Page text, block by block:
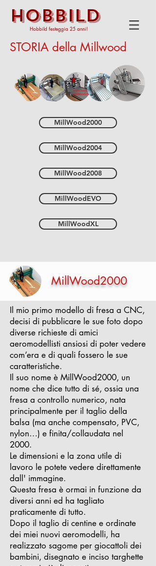
HOBBILD
Hobbild festeggia 25 anni!
STORIA della Millwood
MillWood2000
MillWood2004
MillWood2008
MillWoodEVO
MillWoodXL
MillWood2000
Il mio primo modello di fresa a CNC,
decisi di pubblicare le sue foto dopo
diverse richieste di amici
aeromodellisti ansiosi di poter vedere
com’era e di quali fossero le sue
caratteristiche.
Il suo nome è MillWood2000, un
nome che dice tutto di sé, ossia una
fresa a controllo numerico, nata
principalmente per il taglio della
balsa (ma anche compensato, PVC,
nylon…) e finita/collaudata nel
2000.
Le dimensioni e la zona utile di
lavoro le potete vedere direttamente
dall' immagine.
Questa fresa è ormai in funzione da
diversi anni ed ha tagliato
praticamente di tutto.
Dopo il taglio di centine e ordinate
dei miei nuovi aeromodelli, ha
realizzato sagome per giocattoli dei
bambini, disegnato e inciso targhette